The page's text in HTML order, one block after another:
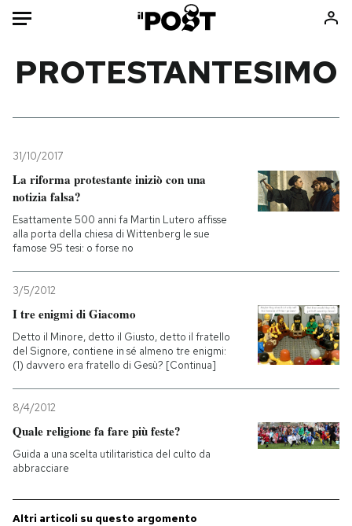
Mondo
Politica
Tecnologia
Internet
Scienza
Economia
Sport
Consumismi
Ok Boomer!
Mondiali calcio 2026
NEWSLETTER
PROTESTANTESIMO
31/10/2017
La riforma protestante iniziò con una
notizia falsa?
Esattamente 500 anni fa Martin Lutero affisse
alla porta della chiesa di Wittenberg le sue
famose 95 tesi: o forse no
3/5/2012
I tre enigmi di Giacomo
Detto il Minore, detto il Giusto, detto il fratello
del Signore, contiene in sé almeno tre enigmi:
(1) davvero era fratello di Gesù? [Continua]
8/4/2012
Quale religione fa fare più feste?
Guida a una scelta utilitaristica del culto da
abbracciare
Altri articoli su questo argomento